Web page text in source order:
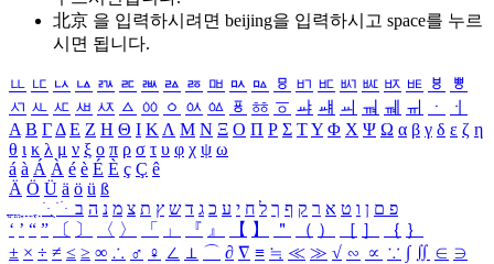
北京 을 입력하시려면 beijing을 입력하시고 space를 누르
시면 됩니다.
ㅥ ㅦ ㅧ ㅨ ㅩ ㅪ ㅫ ㅬ ㅭ ㅮ ㅯ ㅰ ㅱ ㅲ ㅳ ㅴ ㅵ ㅶ ㅷ ㅸ
ㅹ
ㅺ ㅻ ㅼ ㅽ ㅾ ㅿ ㆀ ㆁ ㆂ ㆃ ㆄ ㆅ ㆆ ㆇ ㆈ ㆉ ㆊ ㆋ ㆌ ㆍ
ㆎ
Α Β ΓΔ Ε Ζ Η Θ Ι ΚΛ Μ Ν Ξ Ο Π Ρ Σ ΤΥ Φ Χ Ψ Ω α β γ δ ε ζ η
θ ι κ λ μ ν ξ ο π ρ σ τ υ φ χ ψ ω
á à Á À é è É È ç Ç ê
Ä Ö Ü ä ö ü ß
ִֶֹ ֻּ ׁׂ פ ם ן ו ט א ר ק ף ך ל ח י ע כ ג ד ש ץ ת צ מ נ ה ב
‘ ’ “ ” 〔 〕 〈 〉 「 」 『 』 【 】 ＂ （ ） ［ ］ ｛ ｝
± × ÷ ≠ ≤ ≥ ∞ ∴ ♂ ♀ ∠ ⊥ ⌒ ∂ ∇ ≡ ≒ ≪ ≫ √ ∽ ∝ ∵ ∫ ∬ ∈ ∋